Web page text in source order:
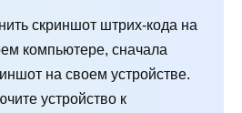
скриншот штрих-кода на
компьютере, сначала
на своем устройстве.
устройство к